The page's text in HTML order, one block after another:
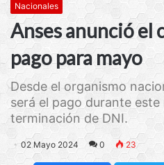
Nacionales
Anses anunció el
pago para mayo
Desde el organismo
será el pago durante este
terminación de DNI.
02 Mayo 2024 0 23